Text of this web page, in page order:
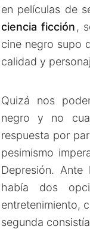
en películas de
ciencia ficción ,
cine negro supo
calidad y
Quizá nos
negro y no
respuesta por
pesimismo
Depresión.
había dos
entretenimiento,
segunda